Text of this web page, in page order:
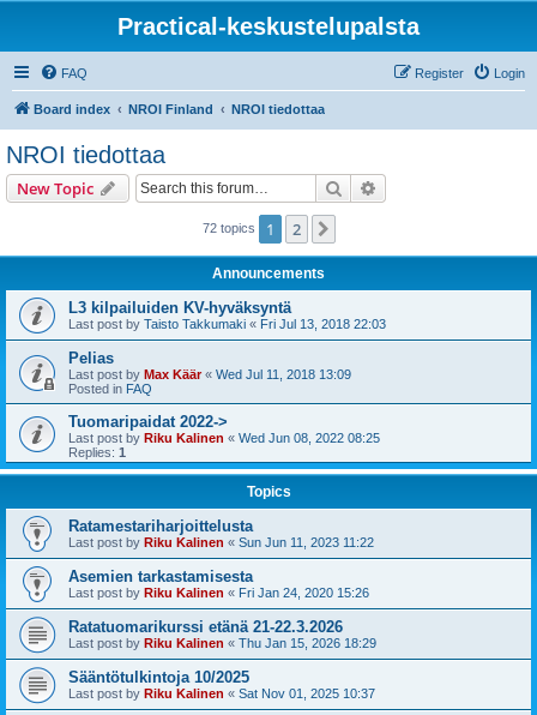
Practical-keskustelupalsta
FAQ Login
Register
Board index NROI Finland NROI tiedottaa
NROI tiedottaa
New Topic Search
72 topics 1 2
Announcements
L3 kilpailuiden KV-hyväksyntä
Last post by Taisto Takkumaki « Fri Jul 13, 2018 22:03
Pelias
Last post by Max Käär« Wed Jul 11, 2018 13:09
Posted in FAQ
Tuomaripaidat 2022->
Last post by Riku Kalinen « Wed Jun 08, 2022 08:25
Replies: 1
Topics
Ratamestariharjoittelusta
Last post by Riku Kalinen « Sun Jun 11, 2023 11:22
Asemien tarkastamisesta
Last post by Riku Kalinen « Fri Jan 24, 2020 15:26
Ratatuomarikurssi etänä 21-22.3.2026
Last post by Riku Kalinen « Thu Jan 15, 2026 18:29
Sääntötulkintoja 10/2025
Last post by Riku Kalinen « Sat Nov 01, 2025 10:37